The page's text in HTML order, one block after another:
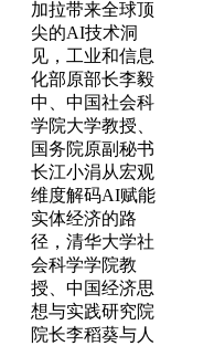
加拉带来全球顶
尖的AI技术洞
见，工业和信息
化部原部长李毅
中、中国社会科
学院大学教授、
国务院原副秘书
长江小涓从宏观
维度解码AI赋能
实体经济的路
径，清华大学社
会科学学院教
授、中国经济思
想与实践研究院
院长李稻葵与人